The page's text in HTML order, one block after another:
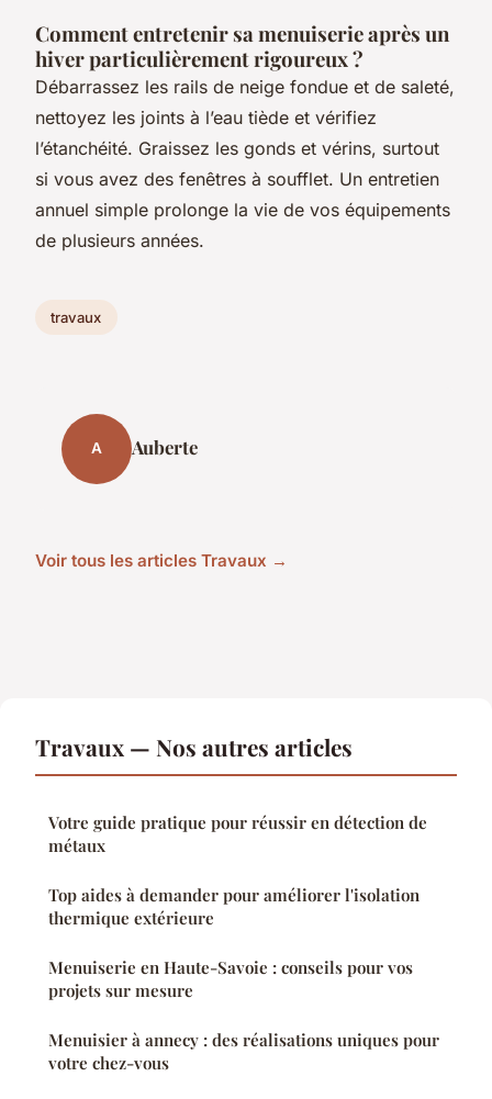
Comment entretenir sa menuiserie après un
hiver particulièrement rigoureux ?
Débarrassez les rails de neige fondue et de saleté,
nettoyez les joints à l’eau tiède et vérifiez
l’étanchéité. Graissez les gonds et vérins, surtout
si vous avez des fenêtres à soufflet. Un entretien
annuel simple prolonge la vie de vos équipements
de plusieurs années.
travaux
A Auberte
Voir tous les articles Travaux →
Travaux — Nos autres articles
Votre guide pratique pour réussir en détection de
métaux
Top aides à demander pour améliorer l'isolation
thermique extérieure
Menuiserie en Haute-Savoie : conseils pour vos
projets sur mesure
Menuisier à annecy : des réalisations uniques pour
votre chez-vous